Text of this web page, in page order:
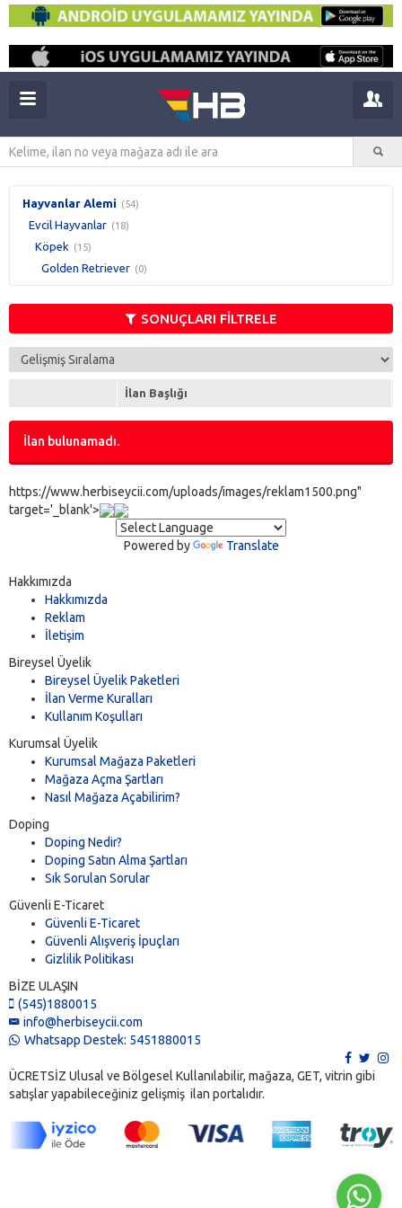
Hayvanlar Alemi (54)
Evcil Hayvanlar (18)
Köpek (15)
Golden Retriever (0)
SONUÇLARI FİLTRELE
İlan Başlığı
İlan bulunamadı.
https://www.herbiseycii.com/uploads/images/reklam1500.png"
target='_blank'>
Powered by Translate
Hakkımızda
Hakkımızda
Reklam
İletişim
Bireysel Üyelik
Bireysel Üyelik Paketleri
İlan Verme Kuralları
Kullanım Koşulları
Kurumsal Üyelik
Kurumsal Mağaza Paketleri
Mağaza Açma Şartları
Nasıl Mağaza Açabilirim?
Doping
Doping Nedir?
Doping Satın Alma Şartları
Sık Sorulan Sorular
Güvenli E-Ticaret
Güvenli E-Ticaret
Güvenli Alışveriş İpuçları
Gizlilik Politikası
BİZE ULAŞIN
(545)1880015
info@herbiseycii.com
Whatsapp Destek: 5451880015
ÜCRETSİZ Ulusal ve Bölgesel Kullanılabilir, mağaza, GET, vitrin gibi
satışlar yapabileceğiniz gelişmiş ilan portalıdır.